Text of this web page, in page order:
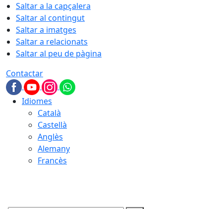
Saltar a la capçalera
Saltar al contingut
Saltar a imatges
Saltar a relacionats
Saltar al peu de pàgina
Contactar
Idiomes
Català
Castellà
Anglès
Alemany
Francès